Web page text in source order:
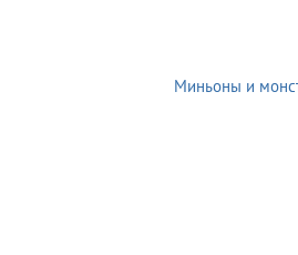
Миньоны и